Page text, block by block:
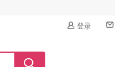
登录